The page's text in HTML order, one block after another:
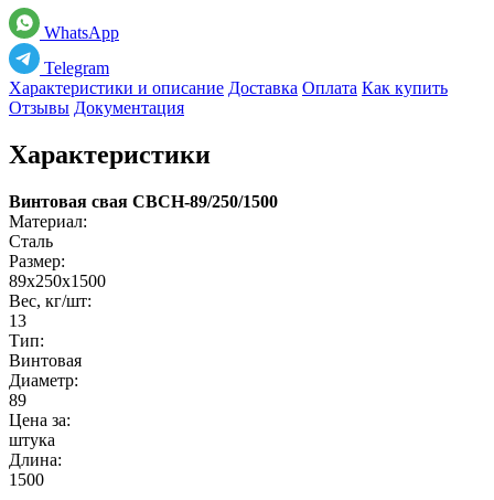
WhatsApp
Telegram
Характеристики и описание Доставка Оплата Как купить
Отзывы Документация
Характеристики
Винтовая свая СВСН-89/250/1500
Материал:
Сталь
Размер:
89х250х1500
Вес, кг/шт:
13
Тип:
Винтовая
Диаметр:
89
Цена за:
штука
Длина:
1500